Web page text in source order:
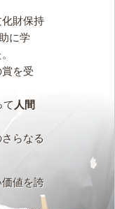
化財保持
に学
を受
て 人間
らなる
値を誇